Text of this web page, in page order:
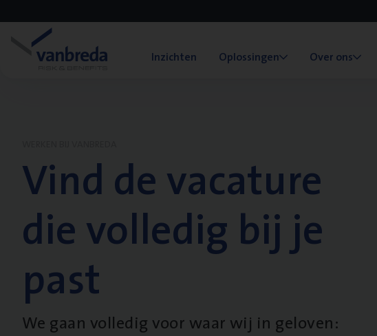
Inzichten Oplossingen Over ons
Vind de vacature
die volledig bij je
past
We gaan volledig voor waar wij in geloven: